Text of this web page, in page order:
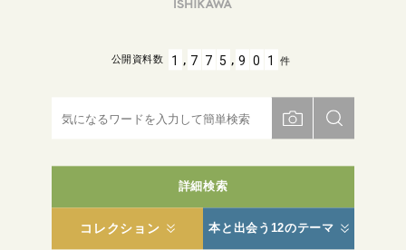
詳細検索
コレクション 本と出会う12のテーマ
公開資料数 1 , 7 7 5 , 9 0 1 件